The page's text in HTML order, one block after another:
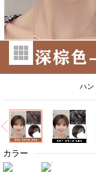
ハン
カラー